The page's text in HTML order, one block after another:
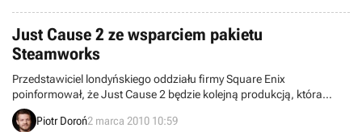
zwykle, bo staje się to już normą, więcej czasu poświęcam
sortowaniu informacji niż ich zdobywaniu.
Just Cause 2 ze wsparciem pakietu
Steamworks
Przedstawiciel londyńskiego oddziału firmy Square Enix
poinformował, że Just Cause 2 będzie kolejną produkcją, która
skorzysta z dobrodziejstw pakietu Steamworks. Osoby, które
zdecydują się na zakup pecetowej wersji gry otrzymają w ten sposób
Piotr Doroń2 marca 2010 10:59